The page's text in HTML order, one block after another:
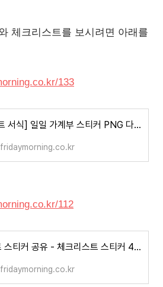
체크리스트를 보시려면 아래를
133
[굿노트 서식] 일일 가계부 스티커 PNG 다운로드 공유
112
굿노트 스티커 공유 - 체크리스트 스티커 4종